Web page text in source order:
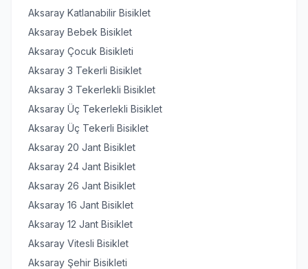
Aksaray Katlanabilir Bisiklet
Aksaray Bebek Bisiklet
Aksaray Çocuk Bisikleti
Aksaray 3 Tekerli Bisiklet
Aksaray 3 Tekerlekli Bisiklet
Aksaray Üç Tekerlekli Bisiklet
Aksaray Üç Tekerli Bisiklet
Aksaray 20 Jant Bisiklet
Aksaray 24 Jant Bisiklet
Aksaray 26 Jant Bisiklet
Aksaray 16 Jant Bisiklet
Aksaray 12 Jant Bisiklet
Aksaray Vitesli Bisiklet
Aksaray Şehir Bisikleti